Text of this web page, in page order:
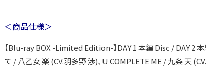
＜商品仕様＞
【Blu-ray BOX -Limited Edition-】DAY 1 本編 Disc / DAY 2
て / 八乙女 楽 (CV.羽多野 渉)、U COMPLETE ME / 九条 天